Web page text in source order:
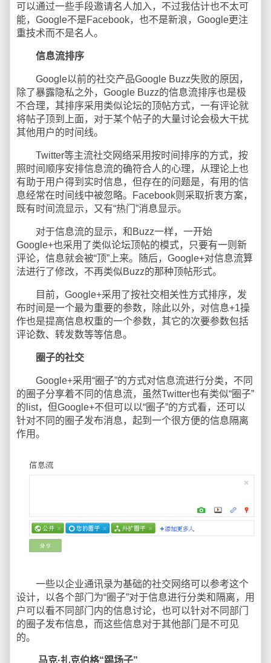
可以通过一些手段邀请名人加入，不过我估计也不太可
能，Google不是Facebook，也不是新浪，Google更注
重技术而不是名人。
信息流排序
Google以前的社交产品Google Buzz失败的原因，
除了暴露隐私之外，Google Buzz的信息流排序也是极
不合理，其排序采用类似论坛的顶帖方式，一有评论就
将帖子顶到上面，对于某个帖子的大量讨论会极大干扰
其他用户的时间线。
Twitter等主流社交网络采用按时间排序的方式，按
照时间顺序安排信息流的确符合人的心理，从理论上也
有助于用户得到实时信息，但存在的问题是，有用的信
息经常在时间线中被忽略。Facebook则采取折衷方案，
既有时间流显示，又有“热门”消息显示。
对于信息流的显示，和Buzz一样，一开始
Google+也采用了类似论坛顶帖的模式，只要有一则新
评论，信息就会被“顶”上来。随后，Google+对信息流算
法进行了修改，不再类似Buzz的那种顶帖形式。
目前，Google+采用了按社交相关性方式排序，发
布时间是一个最为重要的参数，除此以外，对信息+1操
作也是提高信息权重的一个参数，其它的次要参数包括
评论数、转发数等等信息。
圈子的社交
Google+采用“圈子”的方式对信息流进行分类，不同
的圈子分享着不同的信息流，虽然Twitter也有类似“圈子”
的list，但Google+不但可以以“圈子”的方式看，还可以
针对不同的圈子发布消息，起到一个很方便的信息隔离
作用。
一些以企业通讯录为基础的社交网络可以参考这个
设计，以各个部门为“圈子”对于信息进行分类和隔离，用
户可以看不同部门内的信息讨论，也可以针对不同部门
的圈子发布信息，而这些信息对于其他部门是不可见
的。
马克·扎克伯格“踢场子”